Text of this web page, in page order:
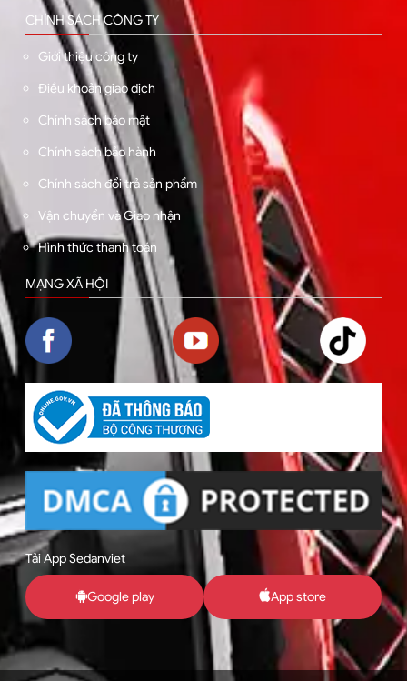
CHÍNH SÁCH CÔNG TY
Giới thiệu công ty
Điều khoản giao dịch
Chính sách bảo mật
Chính sách bảo hành
Chính sách đổi trả sản phẩm
Vận chuyển và Giao nhận
Hình thức thanh toán
MẠNG XÃ HỘI
Tải App Sedanviet
Google play App store